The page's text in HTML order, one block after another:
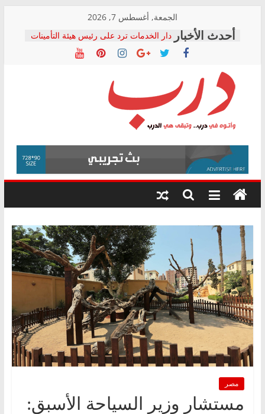
content
الجمعة, أغسطس 7, 2026
دار الخدمات ترد على رئيس هيئة التأمينات
بعد مؤتمره الصحفي: إنكار الأزمة لا ينهي
معاناة أصحاب المعاشات.. ونطالب بكشف
فرحات سليمان يكتب: القطاع الصحي إلى
أين؟
حزب التحالف الشعبي يطلق لجنة “الحق
في الصحة” بالإسكندرية لرصد الانتهاكات
ودعم المرضى
الوزاري لمدينة الصحفيين.. وانتهاء أعمال
إنشاء المبنى الإداري
المجلس القومي لحقوق الإنسان يعلن
متابعة قضية الدكتور محمد زهران.. ويؤكد:
قرينة البراءة وضمانات المحاكمة العادلة
درب
وأتوه
درب..
وتبقى
هي
مصر
مستشار وزير السياحة الأسبق: